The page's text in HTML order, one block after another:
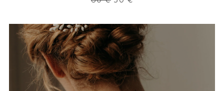
était :
60 €.
est :
30 €.